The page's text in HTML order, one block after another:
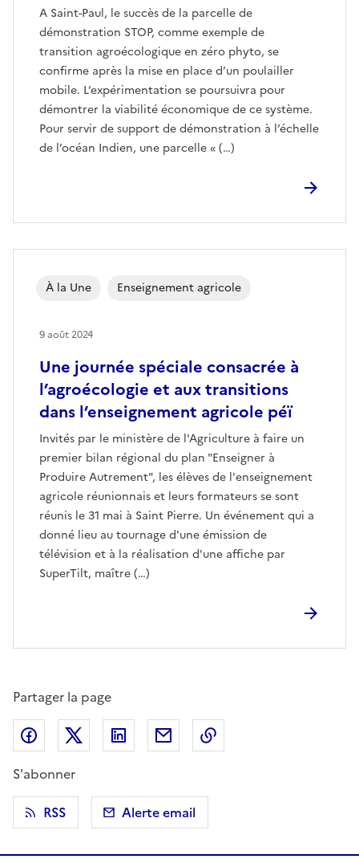
A Saint-Paul, le succès de la parcelle de
démonstration STOP, comme exemple de
transition agroécologique en zéro phyto, se
confirme après la mise en place d’un poulailler
mobile. L’expérimentation se poursuivra pour
démontrer la viabilité économique de ce système.
Pour servir de support de démonstration à l’échelle
de l’océan Indien, une parcelle « (…)
Une journée spéciale consacrée à
l’agroécologie et aux transitions
dans l’enseignement agricole péï
Invités par le ministère de l'Agriculture à faire un
premier bilan régional du plan "Enseigner à
Produire Autrement", les élèves de l'enseignement
agricole réunionnais et leurs formateurs se sont
réunis le 31 mai à Saint Pierre. Un événement qui a
donné lieu au tournage d'une émission de
télévision et à la réalisation d'une affiche par
SuperTilt, maître (…)
À la Une Enseignement agricole
9 août 2024
Partager la page
Partager sur Facebook
Partager sur X (anciennement Twitter)
Partager sur LinkedIn
Partager par email
S'abonner
RSS
Alerte email